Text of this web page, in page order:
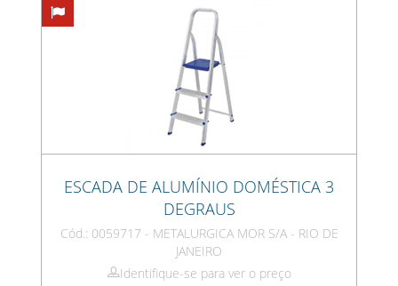
ESCADA DE ALUMÍNIO DOMÉSTICA 3
DEGRAUS
Cód.: 0059717 - METALURGICA MOR S/A - RIO DE
JANEIRO
Identifique-se para ver o preço